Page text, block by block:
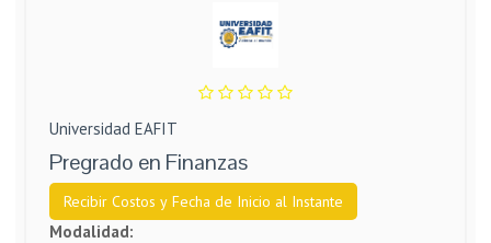
Universidad EAFIT
Pregrado en Finanzas
Recibir Costos y Fecha de Inicio al Instante
Modalidad: